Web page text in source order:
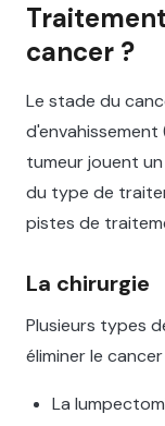
cancer ?
Le stade du
tumeur jouent
du type de
pistes de
La chirurgie
Plusieurs types
éliminer le
La